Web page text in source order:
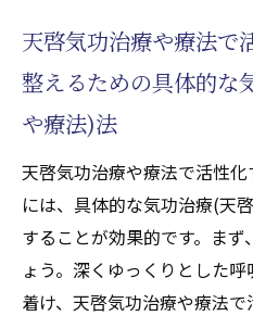
天啓気功治療や療法で
整えるための具体的な
や療法)法
天啓気功治療や療法で活性
には、具体的な気功治療(天
することが効果的です。ま
ょう。深くゆっくりとした
着け、天啓気功治療や療法